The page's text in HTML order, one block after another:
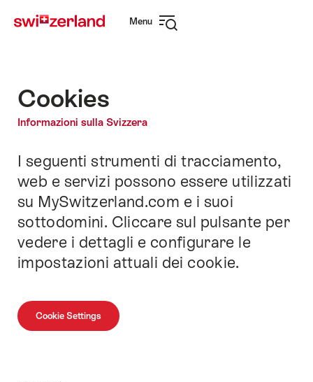
rapida
Menu
Cookies
Informazioni sulla Svizzera
Introduzione
I seguenti strumenti di tracciamento,
web e servizi possono essere utilizzati
su MySwitzerland.com e i suoi
sottodomini. Cliccare sul pulsante per
vedere i dettagli e configurare le
impostazioni attuali dei cookie.
Cookie Settings